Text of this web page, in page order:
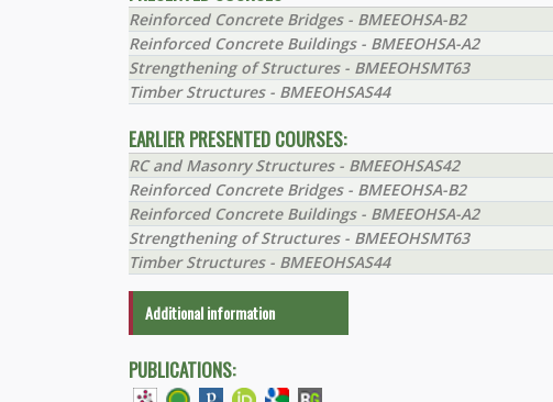
Reinforced Concrete Bridges - BMEEOHSA-B2
Reinforced Concrete Buildings - BMEEOHSA-A2
Strengthening of Structures - BMEEOHSMT63
Timber Structures - BMEEOHSAS44
EARLIER PRESENTED COURSES:
RC and Masonry Structures - BMEEOHSAS42
Reinforced Concrete Bridges - BMEEOHSA-B2
Reinforced Concrete Buildings - BMEEOHSA-A2
Strengthening of Structures - BMEEOHSMT63
Timber Structures - BMEEOHSAS44
Additional information
PUBLICATIONS: